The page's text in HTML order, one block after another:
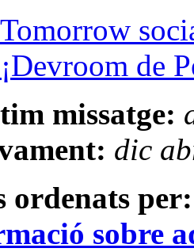
de
missatge:
dic
ordenats per:
sobre